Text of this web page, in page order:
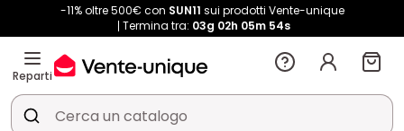
-11% oltre 500€ con SUN11 sui prodotti Vente-unique
Termina tra: 03g 02h 05m 53s
Reparti